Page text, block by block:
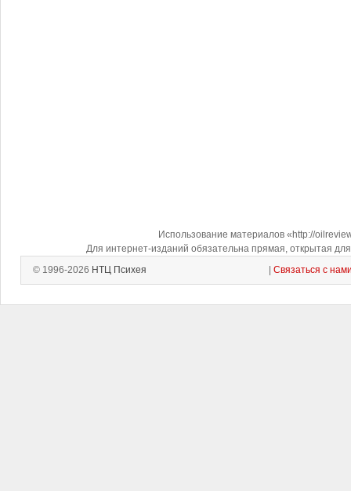
Использование материалов «http://
Для интернет-изданий обязательна прямая, открытая
© 1996-2026 НТЦ Психея Связаться с